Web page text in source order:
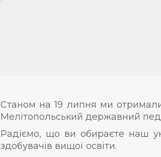
Станом на 19 липня ми отримали
Мелітопольський державний
Радіємо, що ви обираєте наш
здобувачів вищої освіти.